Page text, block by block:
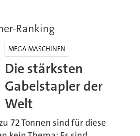
Ranking
MEGA MASCHINEN
Die stärksten
Gabelstapler der
Welt
72 Tonnen sind für diese